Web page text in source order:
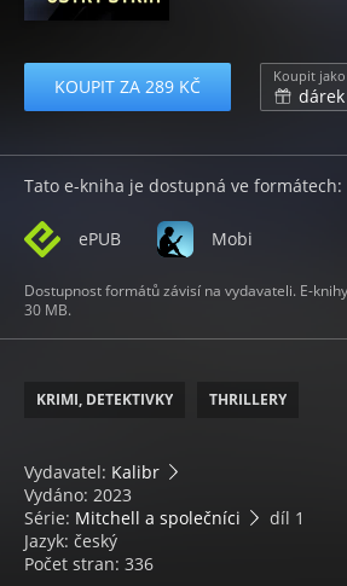
KOUPIT ZA 289 KČ Koupit jako
dárek
Tato e-kniha je dostupná ve formátech:
ePUB Mobi
Dostupnost formátů závisí na vydavateli. E-
30 MB.
KRIMI, DETEKTIVKY THRILLERY
Vydavatel: Kalibr
Vydáno: 2023
Série: Mitchell a společníci
díl 1
Jazyk: český
Počet stran: 336